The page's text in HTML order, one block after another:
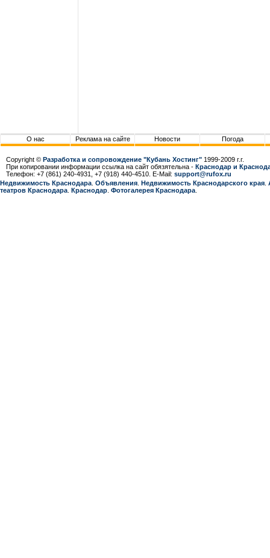
О нас Реклама на сайте Новости Погода
Copyright © Разработка и сопровождение "Кубань Хостинг" 1999-2009 г.г.
При копировании информации ссылка на сайт обязятельна - Краснодар и
Телефон: +7 (861) 240-4931, +7 (918) 440-4510. E-Mail: support@rufox.ru
Недвижимость Краснодара Объявления Недвижимость Краснодарcкого края
театров Краснодара Краснодар Фотогалерея Краснодара